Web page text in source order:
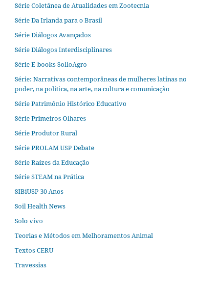
Série Coletânea de Atualidades em Zootecnia
Série Da Irlanda para o Brasil
Série Diálogos Avançados
Série Diálogos Interdisciplinares
Série E-books SolloAgro
Série: Narrativas contemporâneas de mulheres latinas no
poder, na política, na arte, na cultura e comunicação
Série Patrimônio Histórico Educativo
Série Primeiros Olhares
Série Produtor Rural
Série PROLAM USP Debate
Série Raízes da Educação
Série STEAM na Prática
SIBiUSP 30 Anos
Soil Health News
Solo vivo
Teorias e Métodos em Melhoramentos Animal
Textos CERU
Travessias